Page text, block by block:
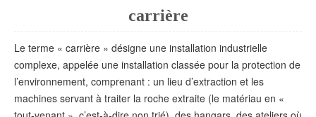
NOUS CONTACTER
actualités
carrière
Le terme « carrière » désigne une installation industrielle
complexe, appelée une installation classée pour la protection de
l’environnement, comprenant : un lieu d’extraction et les
machines servant à traiter la roche extraite (le matériau en «